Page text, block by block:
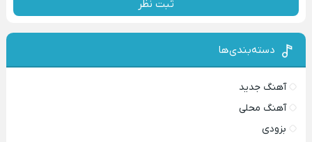
ثبت نظر
دسته‌بندی‌ها
آهنگ جدید
آهنگ محلی
بزودی